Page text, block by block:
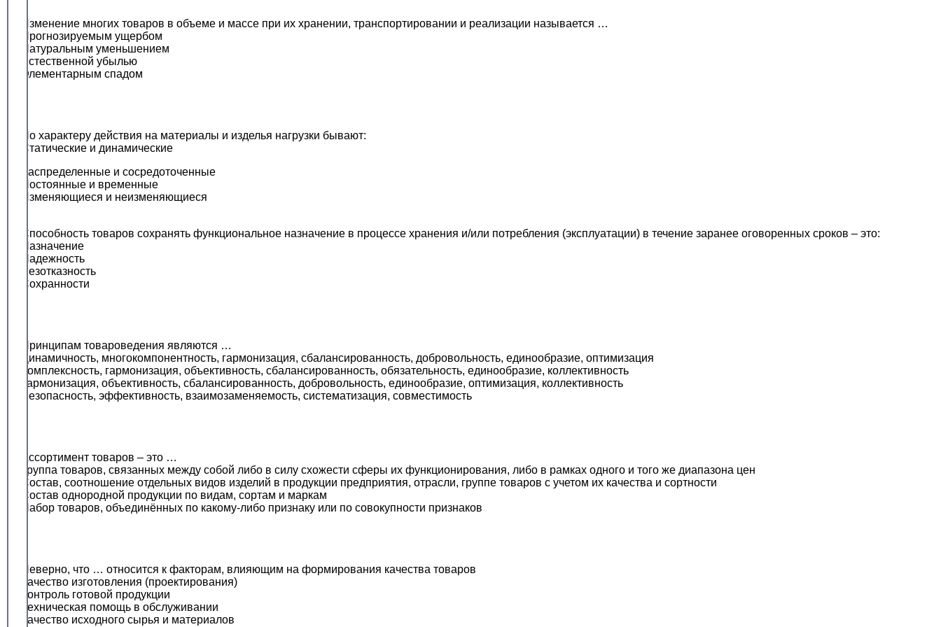
Изменение многих товаров в объеме и массе при их хранении, транспортировании и реализации называется …
Прогнозируемым ущербом
Натуральным уменьшением
Естественной убылью
Элементарным спадом
По характеру действия на материалы и изделья нагрузки бывают:
Статические и динамические
Распределенные и сосредоточенные
Постоянные и временные
Изменяющиеся и неизменяющиеся
Способность товаров сохранять функциональное назначение в процессе хранения и/или потребления (эксплуатации) в течение заранее оговоренных сроков – это:
Назначение
Надежность
Безотказность
Сохранности
Принципам товароведения являются …
Динамичность, многокомпонентность, гармонизация, сбалансированность, добровольность, единообразие, оптимизация
Комплексность, гармонизация, объективность, сбалансированность, обязательность, единообразие, коллективность
Гармонизация, объективность, сбалансированность, добровольность, единообразие, оптимизация, коллективность
Безопасность, эффективность, взаимозаменяемость, систематизация, совместимость
Ассортимент товаров – это …
Группа товаров, связанных между собой либо в силу схожести сферы их функционирования, либо в рамках одного и того же диапазона цен
Состав, соотношение отдельных видов изделий в продукции предприятия, отрасли, группе товаров с учетом их качества и сортности
Состав однородной продукции по видам, сортам и маркам
Набор товаров, объединённых по какому-либо признаку или по совокупности признаков
Неверно, что … относится к факторам, влияющим на формирования качества товаров
Качество изготовления (проектирования)
Контроль готовой продукции
Техническая помощь в обслуживании
Качество исходного сырья и материалов